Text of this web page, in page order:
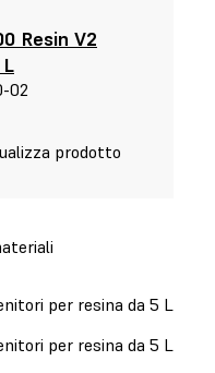
Resin V2
02
prodotto
per resina da 5 L
per resina da 5 L